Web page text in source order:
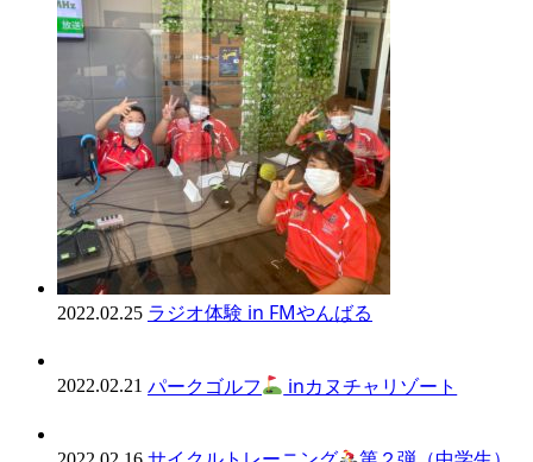
2022.02.25 ラジオ体験 in FMやんばる
2022.02.21 パークゴルフ inカヌチャリゾート